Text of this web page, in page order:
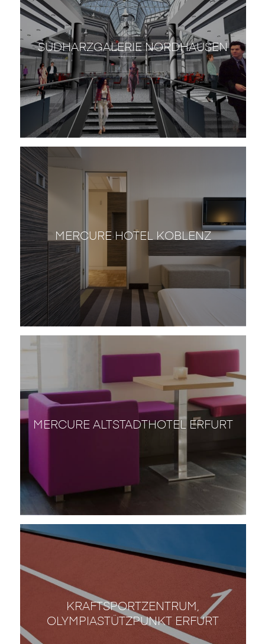
SÜDHARZGALERIE NORDHAUSEN
MERCURE HOTEL KOBLENZ
MERCURE ALTSTADTHOTEL ERFURT
KRAFTSPORTZENTRUM,
OLYMPIASTÜTZPUNKT ERFURT